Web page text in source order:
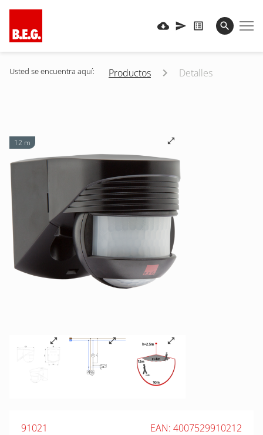
Usted se encuentra aquí: Productos Detalles
12 m
91021 EAN: 4007529910212